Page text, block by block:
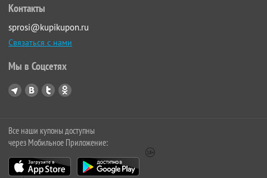
Контакты
sprosi@kupikupon.ru
Связаться с нами
Мы в Соцсетях
Все наши купоны доступны
через Мобильное Приложение: